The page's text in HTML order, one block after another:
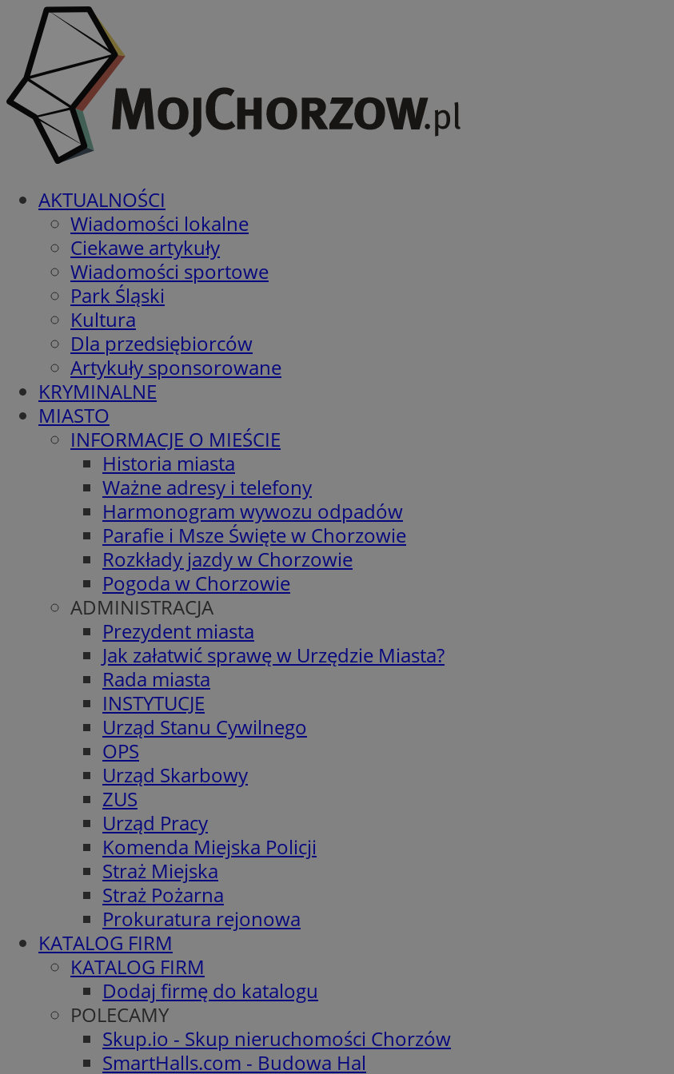
AKTUALNOŚCI
Wiadomości lokalne
Ciekawe artykuły
Wiadomości sportowe
Park Śląski
Kultura
Dla przedsiębiorców
Artykuły sponsorowane
KRYMINALNE
MIASTO
INFORMACJE O MIEŚCIE
Historia miasta
Ważne adresy i telefony
Harmonogram wywozu odpadów
Parafie i Msze Święte w Chorzowie
Rozkłady jazdy w Chorzowie
Pogoda w Chorzowie
ADMINISTRACJA
Prezydent miasta
Jak załatwić sprawę w Urzędzie Miasta?
Rada miasta
INSTYTUCJE
Urząd Stanu Cywilnego
OPS
Urząd Skarbowy
ZUS
Urząd Pracy
Komenda Miejska Policji
Straż Miejska
Straż Pożarna
Prokuratura rejonowa
KATALOG FIRM
KATALOG FIRM
Dodaj firmę do katalogu
POLECAMY
Skup.io - Skup nieruchomości Chorzów
SmartHalls.com - Budowa Hal